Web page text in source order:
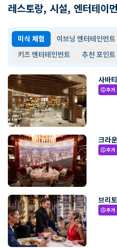
레스토랑, 시설, 엔터테이
미식 체험 이브닝 엔터테인먼트
키즈 엔터테인먼트
추천 포인트
사바
paid추가
크라
paid추가
브리
paid추가